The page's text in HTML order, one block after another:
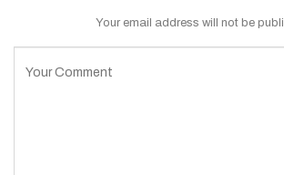
Your email address will not be